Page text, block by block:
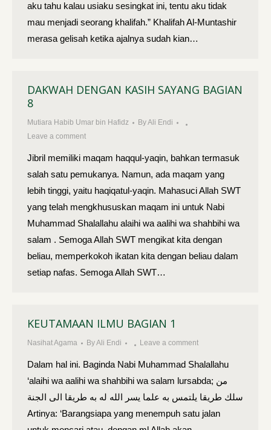
aku tahu kalau usiaku sesingkat ini, tentu aku tidak
mau menjadi seorang khalifah.” Khalifah Al-Muntashir
merasa gelisah ketika ajalnya sudah kian…
DAKWAH DENGAN KASIH SAYANG BAGIAN
8
Mutiara Habib Umar bin Hafidz ByAli Endi
Leave a comment
Jibril memiliki maqam haqqul-yaqin, bahkan termasuk
salah satu pemukanya. Namun, ada maqam yang
lebih tinggi, yaitu haqiqatul-yaqin. Ma­hasuci Allah SWT
yang telah mengkhususkan maqam ini untuk Nabi
Muhammad Shalallahu alaihi wa aalihi wa shahbihi wa
salam . Semoga Allah SWT mengikat kita dengan
beliau, memperkokoh ikatan kita dengan beliau dalam
setiap nafas. Semoga Allah SWT…
KEUTAMAAN ILMU BAGIAN 1
Nasihat Agama ByAli Endi Leave a comment
Dalam hal ini. Baginda Nabi Muhammad Shalallahu
‘alaihi wa aalihi wa shahbihi wa salam lursabda; من
سلك طريقا يلتمس به علما يسر الله له به طريقا الى الجنة
Artinya: ‘Barangsiapa yang menempuh satu jalan